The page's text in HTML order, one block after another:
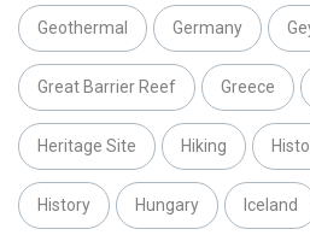
Geothermal Germany
Great Barrier Reef Greece
Heritage Site Hiking
History Hungary Iceland